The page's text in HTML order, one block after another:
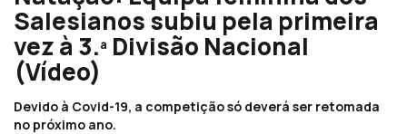
Salesianos subiu pela primeira
vez à 3.ª Divisão Nacional
(Vídeo)
Devido à Covid-19, a competição só deverá ser retomada
no próximo ano.